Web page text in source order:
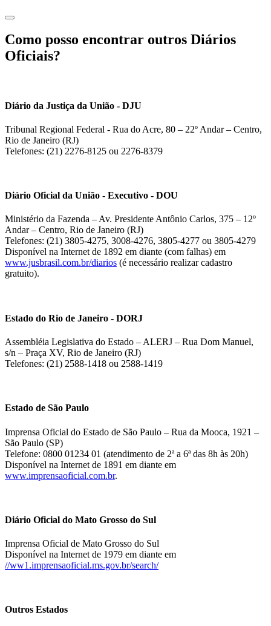
Como posso encontrar outros Diários
Oficiais?
Diário da Justiça da União - DJU
Tribunal Regional Federal - Rua do Acre, 80 – 22º Andar – Centro,
Rio de Janeiro (RJ)
Telefones: (21) 2276-8125 ou 2276-8379
Diário Oficial da União - Executivo - DOU
Ministério da Fazenda – Av. Presidente Antônio Carlos, 375 – 12º
Andar – Centro, Rio de Janeiro (RJ)
Telefones: (21) 3805-4275, 3008-4276, 3805-4277 ou 3805-4279
Disponível na Internet de 1892 em diante (com falhas) em
www.jusbrasil.com.br/diarios (é necessário realizar cadastro
gratuito).
Estado do Rio de Janeiro - DORJ
Assembléia Legislativa do Estado – ALERJ – Rua Dom Manuel,
s/n – Praça XV, Rio de Janeiro (RJ)
Telefones: (21) 2588-1418 ou 2588-1419
Estado de São Paulo
Imprensa Oficial do Estado de São Paulo – Rua da Mooca, 1921 –
São Paulo (SP)
Telefone: 0800 01234 01 (atendimento de 2ª a 6ª das 8h às 20h)
Disponível na Internet de 1891 em diante em
www.imprensaoficial.com.br.
Diário Oficial do Mato Grosso do Sul
Imprensa Oficial de Mato Grosso do Sul
Disponível na Internet de 1979 em diante em
//ww1.imprensaoficial.ms.gov.br/search/
Outros Estados